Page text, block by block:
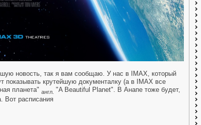
новость, так я вам сообщаю. У нас в IMAX, который
показывать крутейшую документалку (а в IMAX все
планета" англ. "A Beautiful Planet". В Анапе тоже будет,
Вот расписания